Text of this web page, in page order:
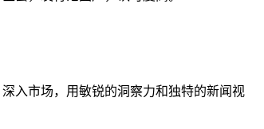
入市场，用敏锐的洞察力和独特的新闻视